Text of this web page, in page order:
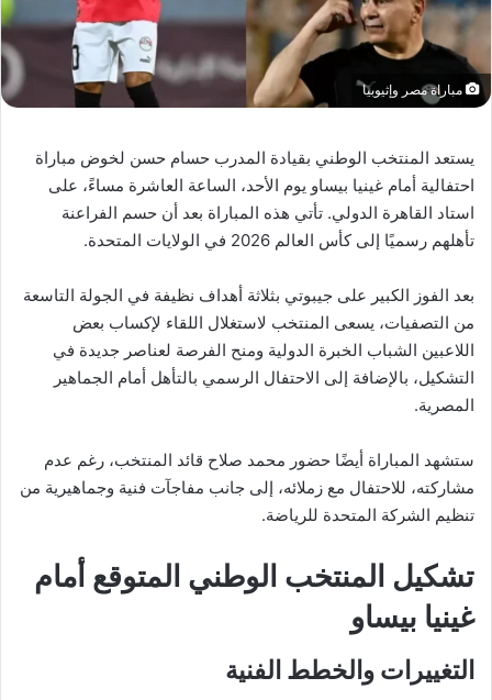
مباراة مصر وإثيوبيا
يستعد المنتخب الوطني بقيادة المدرب حسام حسن لخوض مباراة
احتفالية أمام غينيا بيساو يوم الأحد، الساعة العاشرة مساءً، على
استاد القاهرة الدولي. تأتي هذه المباراة بعد أن حسم الفراعنة
تأهلهم رسميًا إلى كأس العالم 2026 في الولايات المتحدة.
بعد الفوز الكبير على جيبوتي بثلاثة أهداف نظيفة في الجولة التاسعة
من التصفيات، يسعى المنتخب لاستغلال اللقاء لإكساب بعض
اللاعبين الشباب الخبرة الدولية ومنح الفرصة لعناصر جديدة في
التشكيل، بالإضافة إلى الاحتفال الرسمي بالتأهل أمام الجماهير
المصرية.
ستشهد المباراة أيضًا حضور محمد صلاح قائد المنتخب، رغم عدم
مشاركته، للاحتفال مع زملائه، إلى جانب مفاجآت فنية وجماهيرية من
تنظيم الشركة المتحدة للرياضة.
تشكيل المنتخب الوطني المتوقع أمام
غينيا بيساو
التغييرات والخطط الفنية